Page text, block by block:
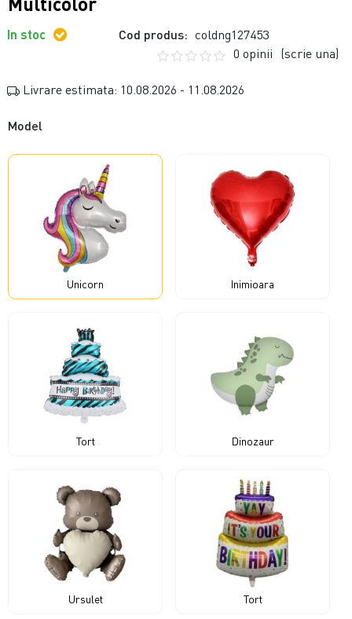
In stoc Cod produs: coldng127453
0 opinii (scrie una)
Livrare estimata: 10.08.2026 - 11.08.2026
Model
Unicorn Inimioara
Tort Dinozaur
Ursulet Tort